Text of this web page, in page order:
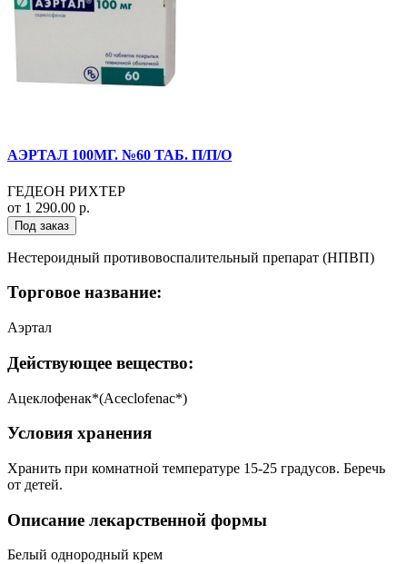
АЭРТАЛ 100МГ. №60 ТАБ. П/П/О
ГЕДЕОН РИХТЕР
от 1 290.00 р.
Под заказ
Нестероидный противовоспалительный препарат (НПВП)
Торговое название:
Аэртал
Действующее вещество:
Ацеклофенак*(Aceclofenac*)
Условия хранения
Хранить при комнатной температуре 15-25 градусов. Беречь
от детей.
Описание лекарственной формы
Белый однородный крем